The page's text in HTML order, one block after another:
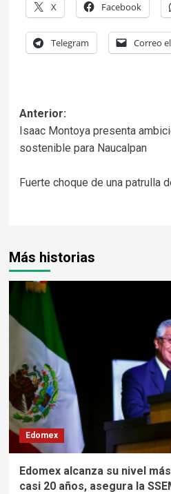
X Facebook
Telegram Correo
Anterior:
Isaac Montoya presenta
sostenible para Naucalpan
Fuerte choque de una patrulla
Más historias
Edomex
Edomex alcanza su nivel
casi 20 años, asegura la